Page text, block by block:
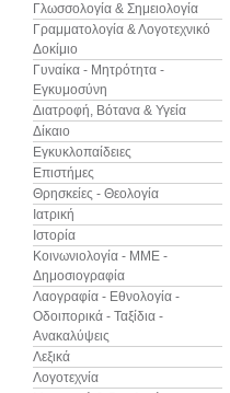
Γλωσσολογία & Σημειολογία
Γραμματολογία & Λογοτεχνικό
Δοκίμιο
Γυναίκα - Μητρότητα -
Εγκυμοσύνη
Διατροφή, Βότανα & Υγεία
Δίκαιο
Εγκυκλοπαίδειες
Επιστήμες
Θρησκείες - Θεολογία
Ιατρική
Ιστορία
Κοινωνιολογία - ΜΜΕ -
Δημοσιογραφία
Λαογραφία - Εθνολογία -
Οδοιπορικά - Ταξίδια -
Ανακαλύψεις
Λεξικά
Λογοτεχνία